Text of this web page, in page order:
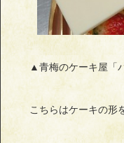
▲青梅のケーキ屋「
こちらはケーキの形